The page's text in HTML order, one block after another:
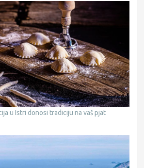
u Istri donosi tradiciju na vaš pjat